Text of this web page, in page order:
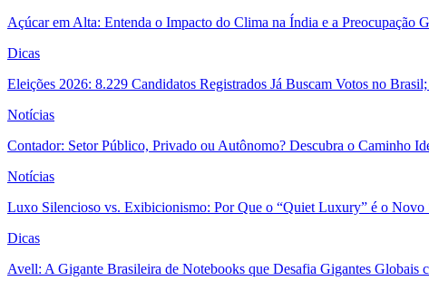
Açúcar em Alta: Entenda o Impacto do Clima na Índia e a Preocupação
Dicas
Eleições 2026: 8.229 Candidatos Registrados Já Buscam Votos no
Notícias
Contador: Setor Público, Privado ou Autônomo? Descubra o Caminho
Notícias
Luxo Silencioso vs. Exibicionismo: Por Que o “Quiet Luxury” é o
Dicas
Avell: A Gigante Brasileira de Notebooks que Desafia Gigantes Globais